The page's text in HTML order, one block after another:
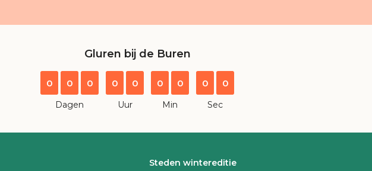
Gluren bij de Buren
0 0 0
Dagen
0 0
Uur
0 0
Min
0 0
Sec
Steden wintereditie